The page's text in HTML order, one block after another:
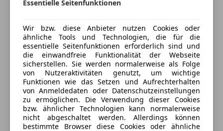
Bordcomputer
MP3
Radio
Sicherheit
ABS
Alarmanlage
Beifahrerairbag
ESP
Fahrerairbag
ASSISTENZSYSTEME
Active Guard (Bremsassistent)
Auffahrwarnsystem mit Bremsfunktion
Aufmerksamkeits-Assistent
Dynamische Tractions Control (DTC)
Geschwindigkeits-Regelanlage mit Bremsfunktion
Driving Assistant
Park-Distance-Control (PDC) vorn und hinten
Preisbewertung
Mehr anzeigen
Versicherung
Kfz-Versicherung
Essentielle Seitenfunktionen
Wir bzw. diese Anbieter nutzen Cookies oder
ähnliche Tools und Technologien, die für die
essentielle Seitenfunktionen erforderlich sind und
die einwandfreie Funktionalität der Webseite
sicherstellen. Sie werden normalerweise als Folge
von Nutzeraktivitäten genutzt, um wichtige
Funktionen wie das Setzen und Aufrechterhalten
von Anmeldedaten oder Datenschutzeinstellungen
zu ermöglichen. Die Verwendung dieser Cookies
bzw. ähnlicher Technologien kann normalerweise
nicht abgeschaltet werden. Allerdings können
bestimmte Browser diese Cookies oder ähnliche